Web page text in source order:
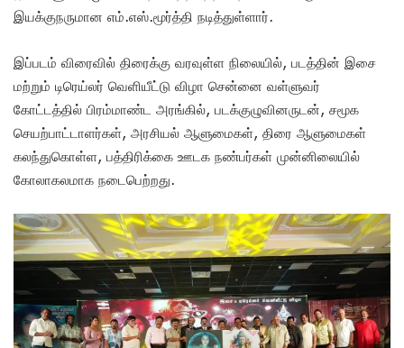
இயக்குநருமான எம்.எஸ்.மூர்த்தி நடித்துள்ளார்.
இப்படம் விரைவில் திரைக்கு வரவுள்ள நிலையில், படத்தின் இசை
மற்றும் டிரெய்லர் வெளியீட்டு விழா சென்னை வள்ளுவர்
கோட்டத்தில் பிரம்மாண்ட அரங்கில், படக்குழுவினருடன், சமூக
செயற்பாட்டாளர்கள், அரசியல் ஆளுமைகள், திரை ஆளுமைகள்
கலந்துகொள்ள, பத்திரிக்கை ஊடக நண்பர்கள் முன்னிலையில்
கோலாகலமாக நடைபெற்றது.